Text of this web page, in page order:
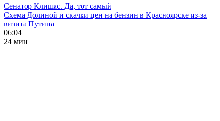
Сенатор Клишас. Да, тот самый
Схема Долиной и скачки цен на бензин в Красноярске из-за
визита Путина
06:04
24 мин